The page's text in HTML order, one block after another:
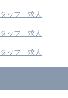
ッフ 求人
ッフ 求人
ッフ 求人